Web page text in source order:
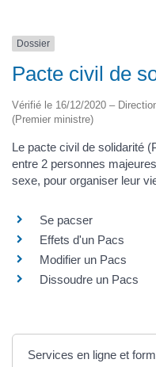
Dossier
Pacte civil de
Vérifié le 16/12/2020 –
(Premier ministre)
Le pacte civil de solidarité
entre 2 personnes
sexe, pour organiser leur
Se pacser
Effets d'un Pacs
Modifier un Pacs
Dissoudre un Pacs
Services en ligne et